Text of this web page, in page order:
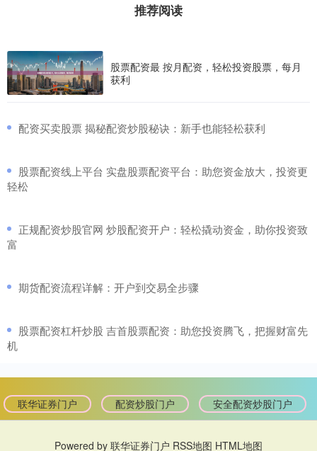
推荐阅读
股票配资最 按月配资，轻松投资股票，每月
获利
​配资买卖股票 揭秘配资炒股秘诀：新手也能轻松获利
​股票配资线上平台 实盘股票配资平台：助您资金放大，投资更
轻松
​正规配资炒股官网 炒股配资开户：轻松撬动资金，助你投资致
富
​期货配资流程详解：开户到交易全步骤
​股票配资杠杆炒股 吉首股票配资：助您投资腾飞，把握财富先
机
联华证券门户 配资炒股门户 安全配资炒股门户
Powered by 联华证券门户 RSS地图 HTML地图